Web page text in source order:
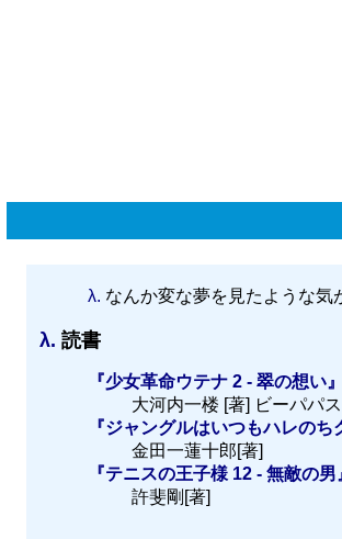
λ. なんか変な夢を見たような気
λ. 読書
『少女革命ウテナ 2 - 翠の想い』
大河内一楼 [著] ビーパパ
『ジャングルはいつもハレのち
金田一蓮十郎[著]
『テニスの王子様 12 - 無敵の男
許斐剛[著]